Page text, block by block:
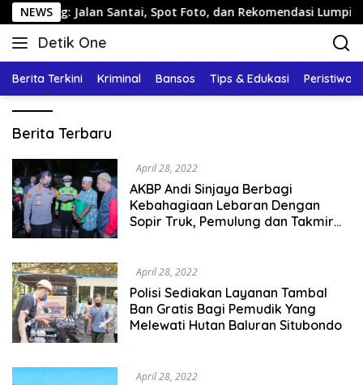
Langsung
ke
konten
NEWS
Jalan Santai, Spot Foto, dan Rekomendasi Lumpia
Detik One
Tajam
Fakta
Berita Terkini Kriminal Bansos Tips & Edukasi Peristiwa
Detik
Berita Terbaru
April 28, 2022
AKBP Andi Sinjaya Berbagi
Kebahagiaan Lebaran Dengan
Sopir Truk, Pemulung dan Takmir
April 28, 2022
Polisi Sediakan Layanan Tambal
Ban Gratis Bagi Pemudik Yang
Melewati Hutan Baluran Situbondo
April 28, 2022